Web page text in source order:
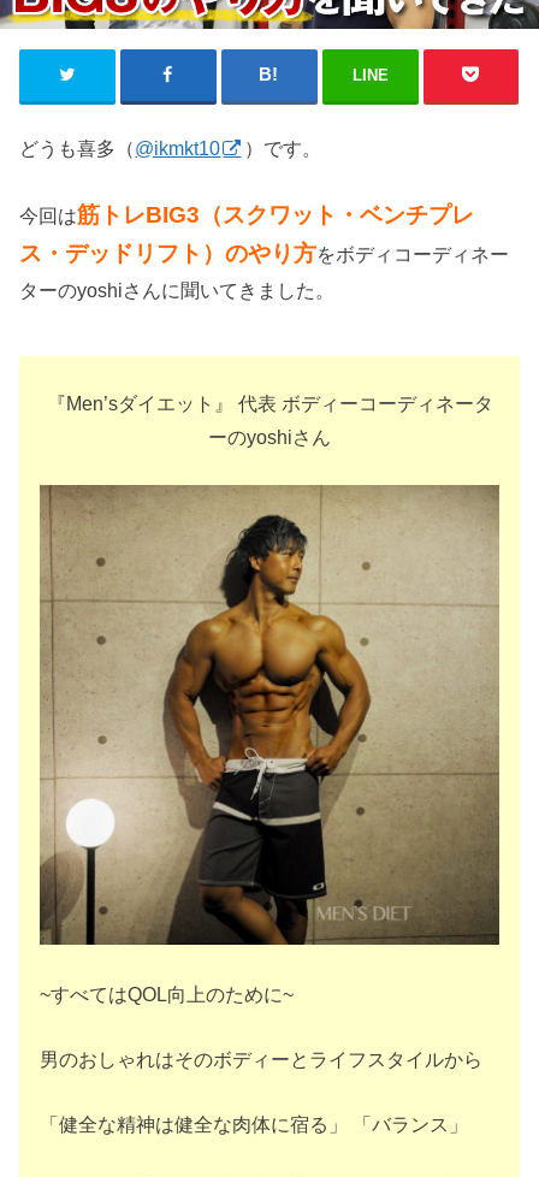
LINE
どうも喜多（@ikmkt10 ）です。
今回は筋トレBIG3（スクワット・ベンチプレ
ス・デッドリフト）のやり方をボディコーディネー
ターのyoshiさんに聞いてきました。
『Men’sダイエット』 代表 ボディーコーディネータ
ーのyoshiさん
~すべてはQOL向上のために~
男のおしゃれはそのボディーとライフスタイルから
「健全な精神は健全な肉体に宿る」 「バランス」